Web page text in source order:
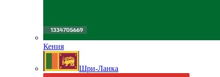
Кения
Шри-Ланка